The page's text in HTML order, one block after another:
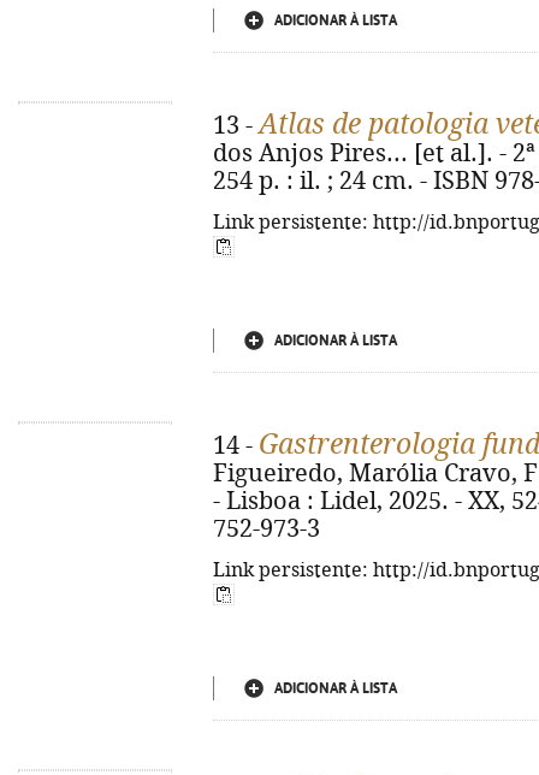
ADICIONAR À LISTA
13 -Atlas de patologia
dos Anjos Pires... [et al.]. -
254 p. : il. ; 24 cm. - ISBN
Link persistente: http://
ADICIONAR À LISTA
14 - Gastrenterologia
Figueiredo, Marólia Cravo,
- Lisboa : Lidel, 2025. - XX,
752-973-3
Link persistente: http://
ADICIONAR À LISTA